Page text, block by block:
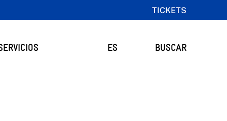
TICKETS
ES BUSCAR